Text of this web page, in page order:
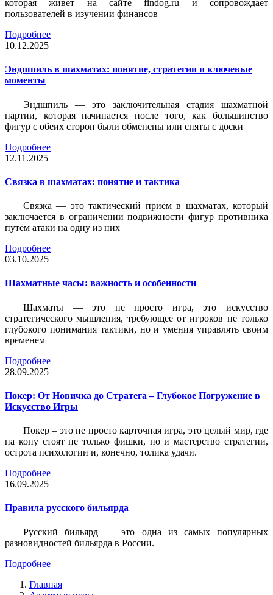
которая живет на сайте findog.ru и сопровождает
пользователей в изучении финансов
Подробнее
10.12.2025
Эндшпиль в шахматах: понятие, стратегии и ключевые
моменты
Эндшпиль — это заключительная стадия шахматной
партии, которая начинается после того, как большинство
фигур с обеих сторон были обменены или сняты с доски
Подробнее
12.11.2025
Связка в шахматах: понятие и тактика
Связка — это тактический приём в шахматах, который
заключается в ограничении подвижности фигур противника
путём атаки на одну из них
Подробнее
03.10.2025
Шахматные часы: важность и особенности
Шахматы — это не просто игра, это искусство
стратегического мышления, требующее от игроков не только
глубокого понимания тактики, но и умения управлять своим
временем
Подробнее
28.09.2025
Покер: От Новичка до Стратега – Глубокое Погружение в
Искусство Игры
Покер – это не просто карточная игра, это целый мир, где
на кону стоят не только фишки, но и мастерство стратегии,
острота психологии и, конечно, толика удачи.
Подробнее
16.09.2025
Правила русского бильярда
Русский бильярд — это одна из самых популярных
разновидностей бильярда в России.
Подробнее
Главная